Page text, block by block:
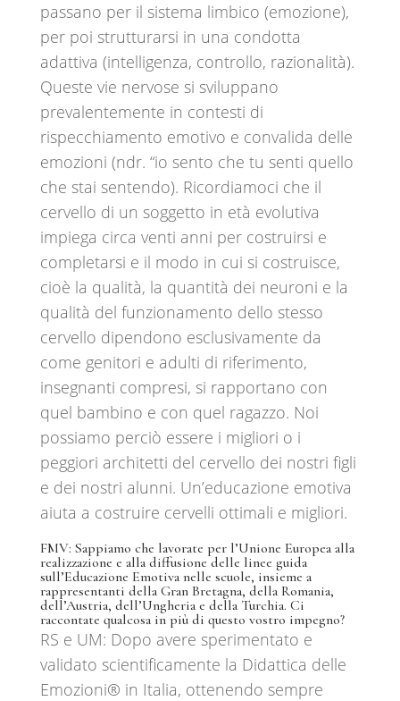
passano per il sistema limbico (emozione),
per poi strutturarsi in una condotta
adattiva (intelligenza, controllo, razionalità).
Queste vie nervose si sviluppano
prevalentemente in contesti di
rispecchiamento emotivo e convalida delle
emozioni (ndr. “io sento che tu senti quello
che stai sentendo). Ricordiamoci che il
cervello di un soggetto in età evolutiva
impiega circa venti anni per costruirsi e
completarsi e il modo in cui si costruisce,
cioè la qualità, la quantità dei neuroni e la
qualità del funzionamento dello stesso
cervello dipendono esclusivamente da
come genitori e adulti di riferimento,
insegnanti compresi, si rapportano con
quel bambino e con quel ragazzo. Noi
possiamo perciò essere i migliori o i
peggiori architetti del cervello dei nostri figli
e dei nostri alunni. Un’educazione emotiva
aiuta a costruire cervelli ottimali e migliori.
FMV: Sappiamo che lavorate per l’Unione Europea alla
realizzazione e alla diffusione delle linee guida
sull’Educazione Emotiva nelle scuole, insieme a
rappresentanti della Gran Bretagna, della Romania,
dell’Austria, dell’Ungheria e della Turchia. Ci
raccontate qualcosa in più di questo vostro impegno?
RS e UM: Dopo avere sperimentato e
validato scientificamente la Didattica delle
Emozioni®️ in Italia, ottenendo sempre